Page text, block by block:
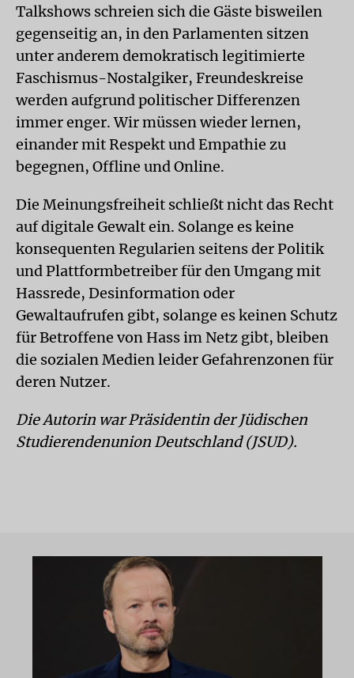
Talkshows schreien sich die Gäste bisweilen
gegenseitig an, in den Parlamenten sitzen
unter anderem demokratisch legitimierte
Faschismus-Nostalgiker, Freundeskreise
werden aufgrund politischer Differenzen
immer enger. Wir müssen wieder lernen,
einander mit Respekt und Empathie zu
begegnen, Offline und Online.
Die Meinungsfreiheit schließt nicht das Recht
auf digitale Gewalt ein. Solange es keine
konsequenten Regularien seitens der Politik
und Plattformbetreiber für den Umgang mit
Hassrede, Desinformation oder
Gewaltaufrufen gibt, solange es keinen Schutz
für Betroffene von Hass im Netz gibt, bleiben
die sozialen Medien leider Gefahrenzonen für
deren Nutzer.
Die Autorin war Präsidentin der Jüdischen
Studierendenunion Deutschland (JSUD).